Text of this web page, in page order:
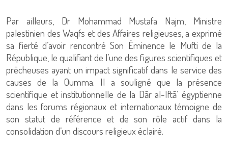
Par ailleurs, Dr Mohammad Mustafa Najm, Ministre
palestinien des Waqfs et des Affaires religieuses, a exprimé
sa fierté d’avoir rencontré Son Éminence le Mufti de la
République, le qualifiant de l’une des figures scientifiques et
prêcheuses ayant un impact significatif dans le service des
causes de la Oumma. Il a souligné que la présence
scientifique et institutionnelle de la Dār al-Iftā’ égyptienne
dans les forums régionaux et internationaux témoigne de
son statut de référence et de son rôle actif dans la
consolidation d’un discours religieux éclairé.